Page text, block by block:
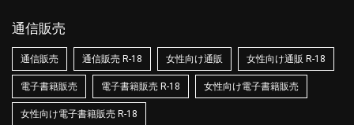
通信販売
通信販売 通信販売 R-18 女性向け通販 女性向け通販 R-18
電子書籍販売 電子書籍販売 R-18 女性向け電子書籍販売
女性向け電子書籍販売 R-18